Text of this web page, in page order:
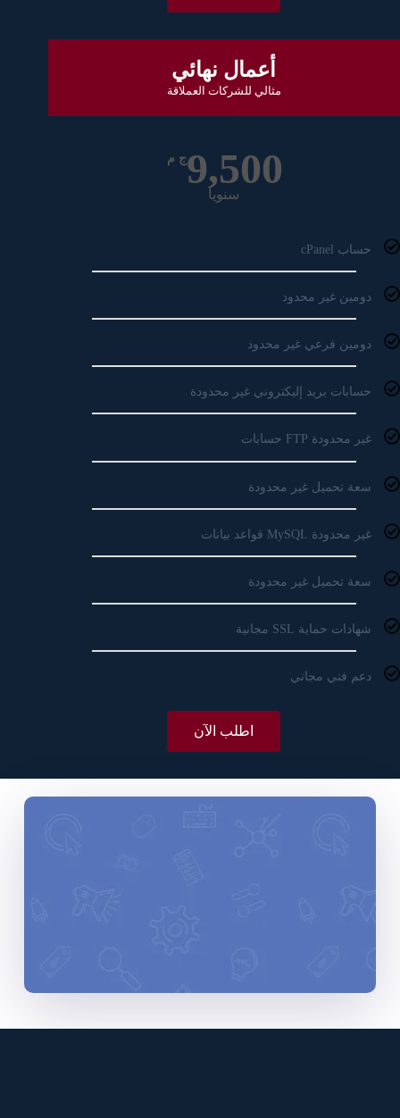
أعمال نهائي
مثالي للشركات العملاقة
ج م9,500
سنويا
حساب cPanel
دومين غير محدود
دومين فرعي غير محدود
حسابات بريد إليكتروني غير محدودة
غير محدودة FTP حسابات
سعة تحميل غير محدودة
غير محدودة MySQL قواعد بيانات
سعة تحميل غير محدودة
شهادات حماية SSL مجانية
دعم فني مجاني
اطلب الآن